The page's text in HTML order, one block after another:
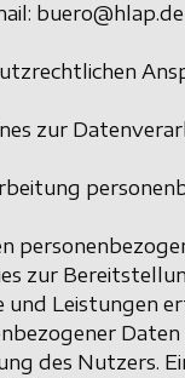
buero@hlap.de
zur
zur
Leistungen
des Nutzers.